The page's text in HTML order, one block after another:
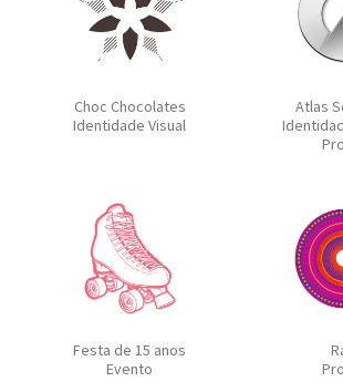
Choc Chocolates
Identidade Visual
Atlas
Festa de 15 anos
Evento